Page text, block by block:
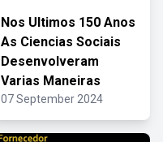
Nos Ultimos 150 Anos
As Ciencias Sociais
Desenvolveram
Varias Maneiras
07 September 2024